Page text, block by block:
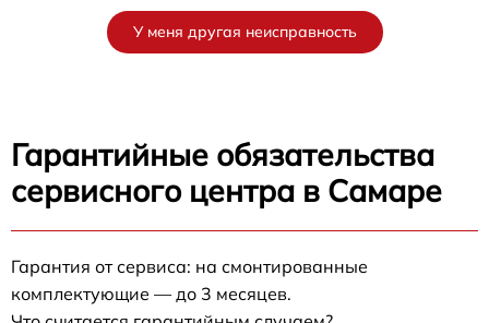
У меня другая неисправность
Гарантийные обязательства
сервисного центра в Самаре
Гарантия от сервиса: на смонтированные
комплектующие — до 3 месяцев.